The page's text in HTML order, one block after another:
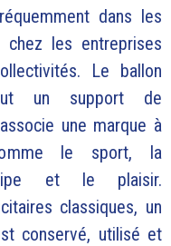
dans les
chez les entreprises
Le ballon
un support de
une marque à
le sport, la
et le plaisir.
classiques, un
conservé, utilisé et